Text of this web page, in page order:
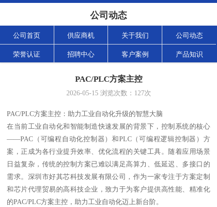
公司动态
公司首页 供应商机 关于我们 公司动态
荣誉认证 招聘中心 客户案例 产品知识
PAC/PLC方案主控
2026-05-15浏览次数： 127次
PAC/PLC方案主控：助力工业自动化升级的智慧大脑
在当前工业自动化和智能制造快速发展的背景下，控制系统的核心
——PAC（可编程自动化控制器）和PLC（可编程逻辑控制器）方
案，正成为各行业提升效率、优化流程的关键工具。随着应用场景
日益复杂，传统的控制方案已难以满足高算力、低延迟、多接口的
需求。深圳市好其芯科技发展有限公司，作为一家专注于方案定制
和芯片代理贸易的高科技企业，致力于为客户提供高性能、精准化
的PAC/PLC方案主控，助力工业自动化迈上新台阶。